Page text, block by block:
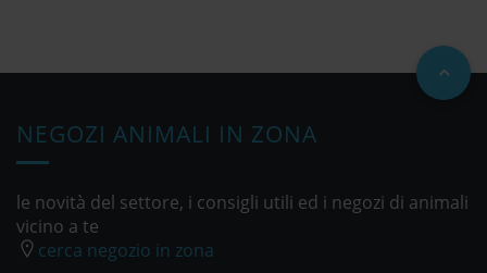
NEGOZI ANIMALI IN ZONA
le novità del settore, i consigli utili ed i negozi di animali
vicino a te
cerca negozio in zona